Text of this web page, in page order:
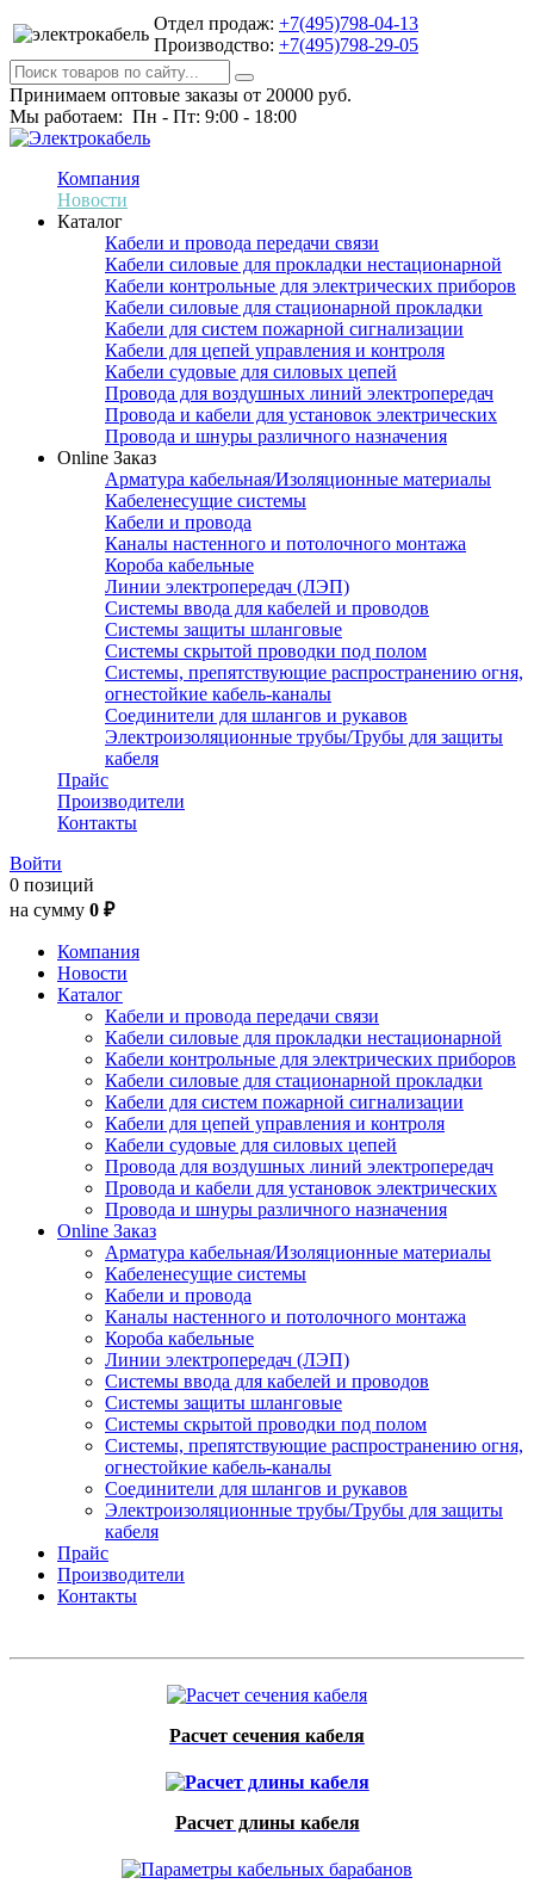
Отдел продаж: +7(495)798-04-13
Производство: +7(495)798-29-05
Принимаем оптовые заказы от 20000 руб.
Мы работаем: Пн - Пт: 9:00 - 18:00
Компания
Новости
Каталог
Кабели и провода передачи связи
Кабели силовые для прокладки нестационарной
Кабели контрольные для электрических приборов
Кабели силовые для стационарной прокладки
Кабели для систем пожарной сигнализации
Кабели для цепей управления и контроля
Кабели судовые для силовых цепей
Провода для воздушных линий электропередач
Провода и кабели для установок электрических
Провода и шнуры различного назначения
Online Заказ
Арматура кабельная/Изоляционные материалы
Кабеленесущие системы
Кабели и провода
Каналы настенного и потолочного монтажа
Короба кабельные
Линии электропередач (ЛЭП)
Системы ввода для кабелей и проводов
Системы защиты шланговые
Системы скрытой проводки под полом
Системы, препятствующие распространению огня,
огнестойкие кабель-каналы
Соединители для шлангов и рукавов
Электроизоляционные трубы/Трубы для защиты
кабеля
Прайс
Производители
Контакты
Войти
0 позиций
на сумму 0 ₽
Компания
Новости
Каталог
Кабели и провода передачи связи
Кабели силовые для прокладки нестационарной
Кабели контрольные для электрических приборов
Кабели силовые для стационарной прокладки
Кабели для систем пожарной сигнализации
Кабели для цепей управления и контроля
Кабели судовые для силовых цепей
Провода для воздушных линий электропередач
Провода и кабели для установок электрических
Провода и шнуры различного назначения
Online Заказ
Арматура кабельная/Изоляционные материалы
Кабеленесущие системы
Кабели и провода
Каналы настенного и потолочного монтажа
Короба кабельные
Линии электропередач (ЛЭП)
Системы ввода для кабелей и проводов
Системы защиты шланговые
Системы скрытой проводки под полом
Системы, препятствующие распространению огня,
огнестойкие кабель-каналы
Соединители для шлангов и рукавов
Электроизоляционные трубы/Трубы для защиты
кабеля
Прайс
Производители
Контакты
Расчет сечения кабеля
Расчет длины кабеля